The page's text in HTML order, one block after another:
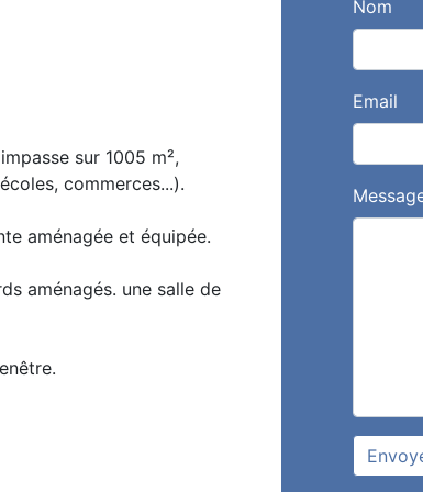
sur 1005 m²,
commerces...).
aménagée et équipée.
aménagés. une salle de
Nom
Email